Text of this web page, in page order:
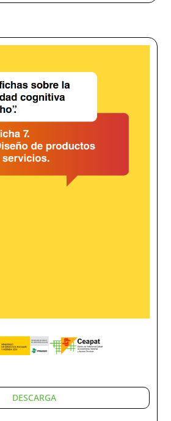
en el logro de objetivos.
las telecomunicaciones y de los
permiten a las personas
transmitir y manipular
actual ha sido calificada
información, debido a la
adquirido las TIC en múltiples
laboral o de ocio.
más extendido su uso en la
Año:2023